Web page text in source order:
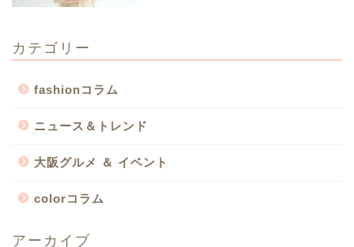
カテゴリー
fashionコラム
ニュース＆トレンド
大阪グルメ ＆ イベント
colorコラム
アーカイブ